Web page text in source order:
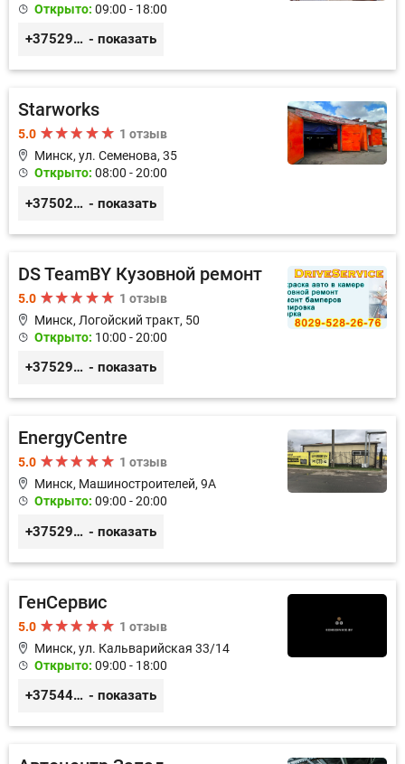
Открыто: 09:00 - 18:00
+375293366992 - показать
Starworks
5.0
1 отзыв
Минск, ул. Семенова, 35
Открыто: 08:00 - 20:00
+3750293275198 - показать
DS TeamBY Кузовной ремонт
5.0
1 отзыв
Минск, Логойский тракт, 50
Открыто: 10:00 - 20:00
+375295282676 - показать
EnergyCentre
5.0
1 отзыв
Минск, Машиностроителей, 9A
Открыто: 09:00 - 20:00
+375293857117 - показать
ГенСервис
5.0
1 отзыв
Минск, ул. Кальварийская 33/14
Открыто: 09:00 - 18:00
+375444649592 - показать